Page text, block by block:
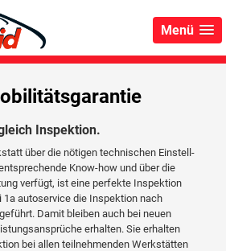
Menü
Inspektion.
über die nötigen technischen Einstell-
Know-how und über die
verfügt, ist eine perfekte Inspektion
1a autoservice die Inspektion nach
Damit bleiben auch bei neuen
erhalten. Sie erhalten
bei allen teilnehmenden Werkstätten